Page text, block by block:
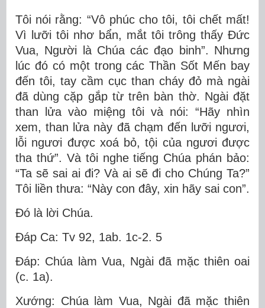
Tôi nói rằng: “Vô phúc cho tôi, tôi chết mất!
Vì lưỡi tôi nhơ bẩn, mắt tôi trông thấy Ðức
Vua, Người là Chúa các đạo binh”. Nhưng
lúc đó có một trong các Thần Sốt Mến bay
đến tôi, tay cầm cục than cháy đỏ mà ngài
đã dùng cặp gắp từ trên bàn thờ. Ngài đặt
than lửa vào miệng tôi và nói: “Hãy nhìn
xem, than lửa này đã chạm đến lưỡi ngươi,
lỗi ngươi được xoá bỏ, tội của ngươi được
tha thứ”. Và tôi nghe tiếng Chúa phán bảo:
“Ta sẽ sai ai đi? Và ai sẽ đi cho Chúng Ta?”
Tôi liền thưa: “Này con đây, xin hãy sai con”.
Ðó là lời Chúa.
Ðáp Ca: Tv 92, 1ab. 1c-2. 5
Ðáp: Chúa làm Vua, Ngài đã mặc thiên oai
(c. 1a).
Xướng: Chúa làm Vua, Ngài đã mặc thiên